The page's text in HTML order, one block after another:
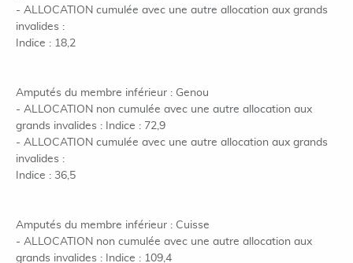
- ALLOCATION cumulée avec une autre allocation aux grands
invalides :
Indice : 18,2
Amputés du membre inférieur : Genou
- ALLOCATION non cumulée avec une autre allocation aux
grands invalides : Indice : 72,9
- ALLOCATION cumulée avec une autre allocation aux grands
invalides :
Indice : 36,5
Amputés du membre inférieur : Cuisse
- ALLOCATION non cumulée avec une autre allocation aux
grands invalides : Indice : 109,4